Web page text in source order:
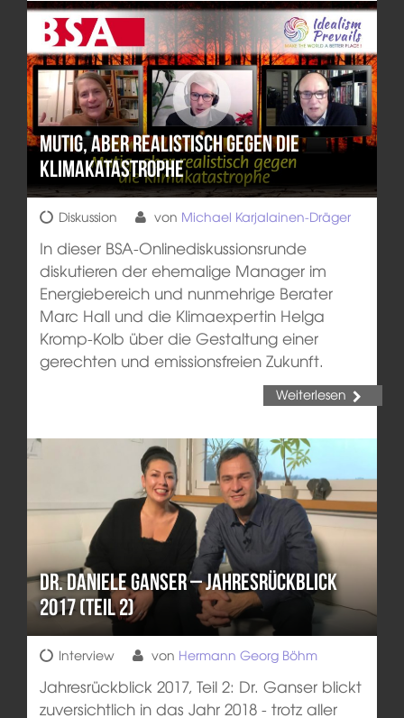
Mutig, aber realistisch gegen die
Klimakatastrophe
Diskussion von Michael Karjalainen-Dräger
In dieser BSA-Onlinediskussionsrunde
diskutieren der ehemalige Manager im
Energiebereich und nunmehrige Berater
Marc Hall und die Klimaexpertin Helga
Kromp-Kolb über die Gestaltung einer
gerechten und emissionsfreien Zukunft.
Weiterlesen
Dr. Daniele Ganser – Jahresrückblick
2017 (Teil 2)
Interview von Hermann Georg Böhm
Jahresrückblick 2017, Teil 2: Dr. Ganser blickt
zuversichtlich in das Jahr 2018 - trotz aller